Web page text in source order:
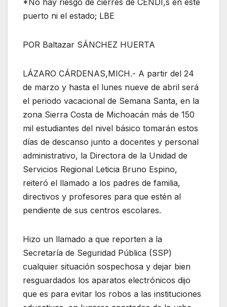
puerto ni el estado; LBE
POR Baltazar SÁNCHEZ HUERTA
LÁZARO CÁRDENAS,MICH.- A partir del 24
de marzo y hasta el lunes nueve de abril será
el periodo vacacional de Semana Santa, en la
zona Sierra Costa de Michoacán más de 150
mil estudiantes del nivel básico tomarán estos
días de descanso junto a docentes y personal
administrativo, la Directora de la Unidad de
Servicios Regional Leticia Bruno Espino,
reiteró el llamado a los padres de familia,
directivos y profesores para que estén al
pendiente de sus centros escolares.
Hizo un llamado a que reporten a la
Secretaría de Seguridad Pública (SSP)
cualquier situación sospechosa y dejar bien
resguardados los aparatos electrónicos dijo
que es para evitar los robos a las instituciones